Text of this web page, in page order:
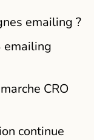
emailing ?
emailing
CRO
continue